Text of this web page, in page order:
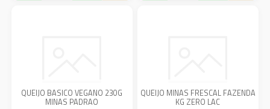
QUEIJO BASICO VEGANO 230G
MINAS PADRAO
QUEIJO MINAS FRESCAL FAZENDA
KG ZERO LAC